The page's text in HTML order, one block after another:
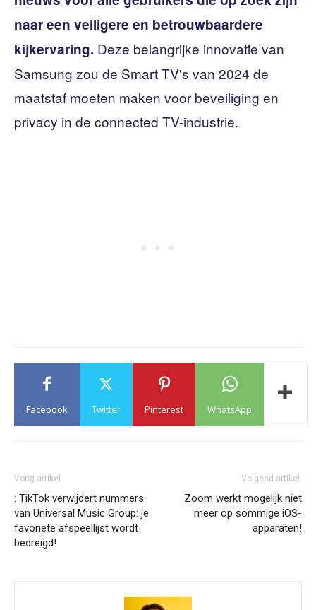
naar een veiligere en betrouwbaardere
kijkervaring. Deze belangrijke innovatie van
Samsung zou de Smart TV's van 2024 de
maatstaf moeten maken voor beveiliging en
privacy in de connected TV-industrie.
Facebook Twitter Pinterest WhatsApp
Vorig artikel
: TikTok verwijdert nummers
van Universal Music Group: je
favoriete afspeellijst wordt
bedreigd!
Volgend artikel:
Zoom werkt mogelijk niet
meer op sommige iOS-
apparaten!